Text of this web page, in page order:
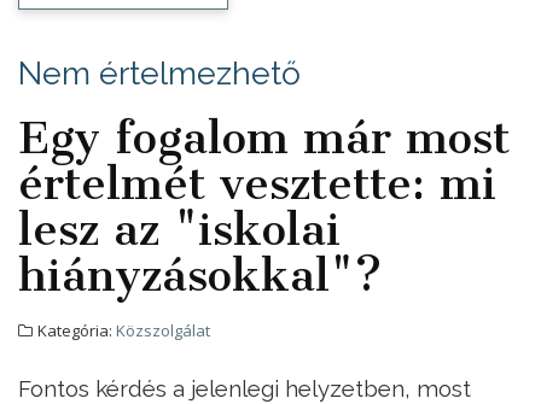
Nem értelmezhető
Egy fogalom már most
értelmét vesztette: mi
lesz az "iskolai
hiányzásokkal"?
Kategória: Közszolgálat
Fontos kérdés a jelenlegi helyzetben, most